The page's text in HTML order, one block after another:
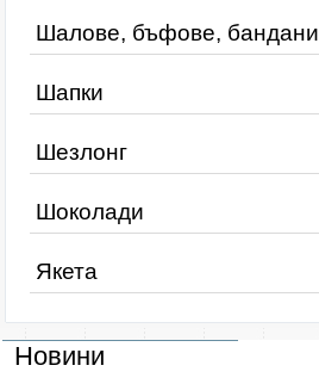
Шалове, бъфове, бандани
Шапки
Шезлонг
Шоколади
Якета
Новини